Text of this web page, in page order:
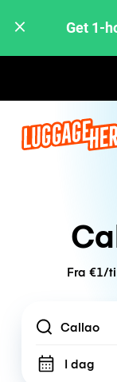
Get 1-
Fra €1/
Location
I dag